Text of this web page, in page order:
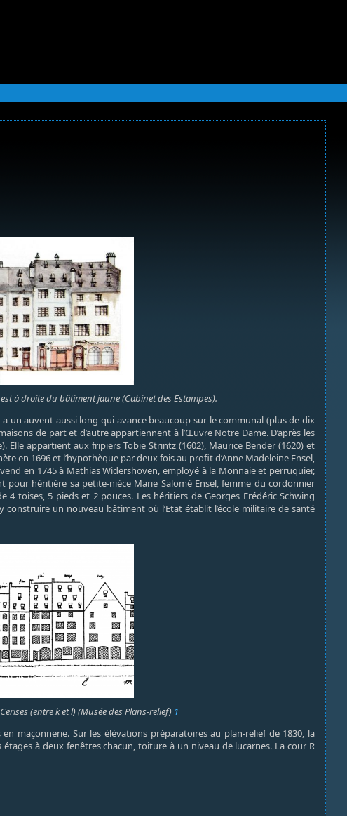
à droite du bâtiment jaune (Cabinet des Estampes).
un auvent aussi long qui avance beaucoup sur le communal (plus de dix
de part et d’autre appartiennent à l’Œuvre Notre Dame. D’après les
Elle appartient aux fripiers Tobie Strintz (1602), Maurice Bender (1620) et
en 1696 et l’hypothèque par deux fois au profit d’Anne Madeleine Ensel,
en 1745 à Mathias Widershoven, employé à la Monnaie et perruquier,
pour héritière sa petite-nièce Marie Salomé Ensel, femme du cordonnier
toises, 5 pieds et 2 pouces. Les héritiers de Georges Frédéric Schwing
un nouveau bâtiment où l’Etat établit l’école militaire de santé
(entre k et l) (Musée des Plans-relief) 1
maçonnerie. Sur les élévations préparatoires au plan-relief de 1830, la
à deux fenêtres chacun, toiture à un niveau de lucarnes. La cour R